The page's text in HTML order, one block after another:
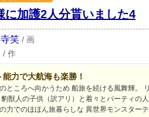
に加護2人分貰いました4
笑 / 画
/ 作
能力で大航海も楽勝！
ところへ向かうため 船旅を続ける風舞輝。
豹獣人の子供（訳アリ）と着々とパーティの
力でのほほん旅暮らしな 異世界モンスター